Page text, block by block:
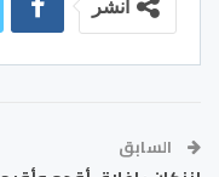
انشر
السابق